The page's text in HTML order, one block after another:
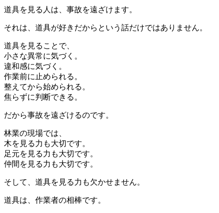
道具を見る人は、事故を遠ざけます。
それは、道具が好きだからという話だけではありません。
道具を見ることで、
小さな異常に気づく。
違和感に気づく。
作業前に止められる。
整えてから始められる。
焦らずに判断できる。
だから事故を遠ざけるのです。
林業の現場では、
木を見る力も大切です。
足元を見る力も大切です。
仲間を見る力も大切です。
そして、道具を見る力も欠かせません。
道具は、作業者の相棒です。